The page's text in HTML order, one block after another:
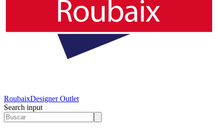
RoubaixDesigner Outlet
Search input